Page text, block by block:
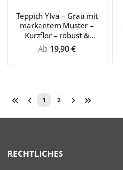
Teppich Ylva – Grau mit
markantem Muster –
Kurzflor – robust &
pflegeleicht für
moderne Wohnräume
Regulärer Preis:
Ab 19,90 €
Seite
1 Seite
2
RECHTLICHES